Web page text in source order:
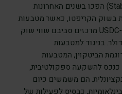
מטבעות יציבים (Stablecoins) הפכו בשנים האחרונות
בשוק הקריפטו, כאשר מטבעות
מבוססי דולר כמו USDT ו-USDC מרכזים סביבם שווי שוק
מיליארד דולר. בניגוד למטבעות
הביטקוין, המטבעות
כנכס להשקעה ספקולטיבית,
הם משמשים כיום
כבסיס לפעילות של